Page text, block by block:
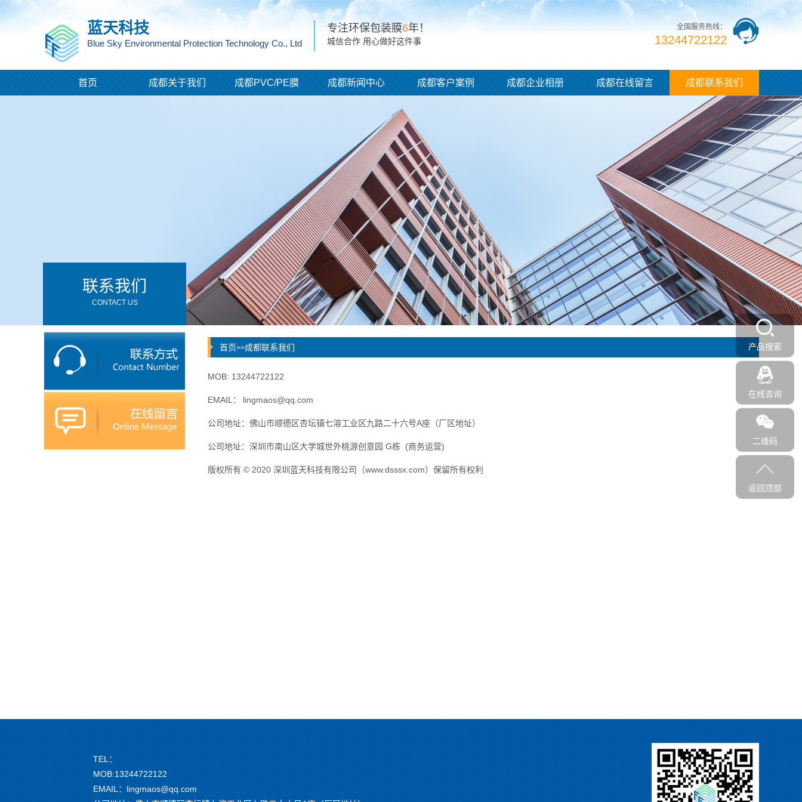
蓝天科技
Blue Sky Environmental Protection Technology Co., Ltd
专注环保包装膜6年！
城信合作 用心做好这件事
全国服务热线：
13244722122
首页 成都关于我们 成都PVC/PE膜 成都新闻中心 成都客户案例 成都企业相册 成都在线留言 成都联系我们
联系我们
CONTACT US
首页>>成都联系我们
MOB: 13244722122
EMAIL： lingmaos@qq.com
公司地址：佛山市顺德区杏坛镇七溶工业区九路二十六号A座（厂区地址）
公司地址：深圳市南山区大学城世外桃源创意园 G栋 (商务运营)
版权所有 © 2020 深圳蓝天科技有限公司（www.dsssx.com）保留所有权利
TEL：
MOB:13244722122
EMAIL：lingmaos@qq.com
产品搜索
在线咨询
二维码
返回顶部